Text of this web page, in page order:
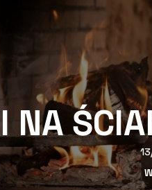
NA